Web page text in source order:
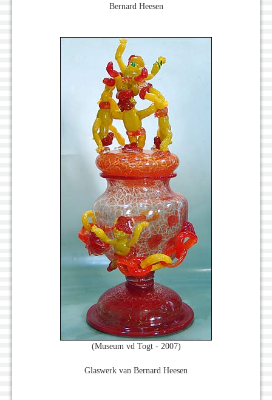
Bernard Heesen
(Museum vd Togt - 2007)
Glaswerk van Bernard Heesen